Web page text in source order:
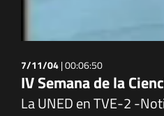
7/11/04|00:06:50
IV Semana de la
La UNED en TVE-2 -